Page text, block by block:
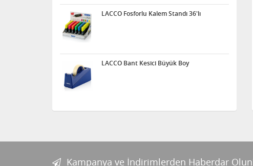
LACCO Fosforlu Kalem Standı 36'lı
LACCO Bant Kesici Büyük Boy
Kampanya ve İndirimlerden Haberdar